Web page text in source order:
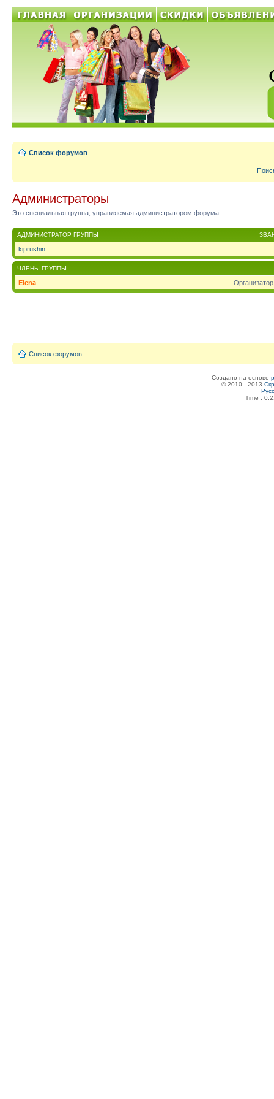
Список форумов
Администраторы
Это специальная группа, управляемая администратором форума.
АДМИНИСТРАТОР ГРУППЫ
kiprushin
ЧЛЕНЫ ГРУППЫ
Elena
Список форумов
Создано на основе
© 2010 - 2013
Time :